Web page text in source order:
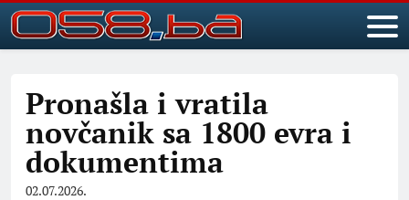
Pronašla i vratila
novčanik sa 1800 evra i
dokumentima
02.07.2026.